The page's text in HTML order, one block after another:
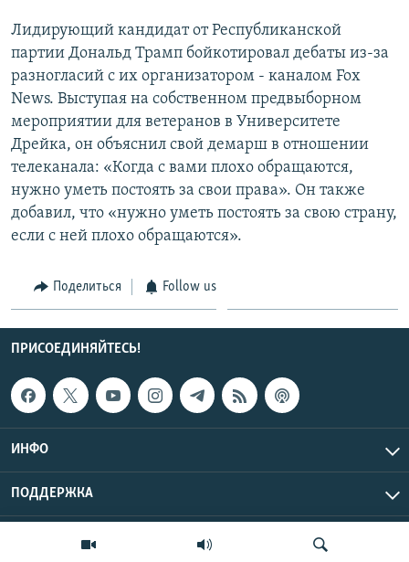
Лидирующий кандидат от Республиканской
партии Дональд Трамп бойкотировал дебаты из-за
разногласий с их организатором - каналом Fox
News. Выступая на собственном предвыборном
мероприятии для ветеранов в Университете
Дрейка, он объяснил свой демарш в отношении
телеканала: «Когда с вами плохо обращаются,
нужно уметь постоять за свои права». Он также
добавил, что «нужно уметь постоять за свою страну,
если с ней плохо обращаются».
Поделиться Follow us
ПРИСОЕДИНЯЙТЕСЬ!
ИНФО
ПОДДЕРЖКА
Эхо Кавказа © 2026 RFE/RL, Inc. | Все права защищены.